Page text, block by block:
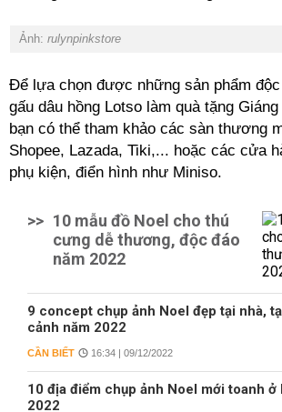
Ảnh: rulynpinkstore
Để lựa chọn được những sản phẩm độc
gấu dâu hồng Lotso làm quà tặng
bạn có thể tham khảo các sàn thương
Shopee, Lazada, Tiki,... hoặc các cửa
phụ kiện, điển hình như Miniso.
>> 10 mẫu đồ Noel cho thú
cưng dễ thương, độc đáo
năm 2022
9 concept chụp ảnh Noel đẹp tại nhà,
cảnh năm 2022
CẦN BIẾT 16:34 | 09/12/2022
10 địa điểm chụp ảnh Noel mới toanh ở
2022